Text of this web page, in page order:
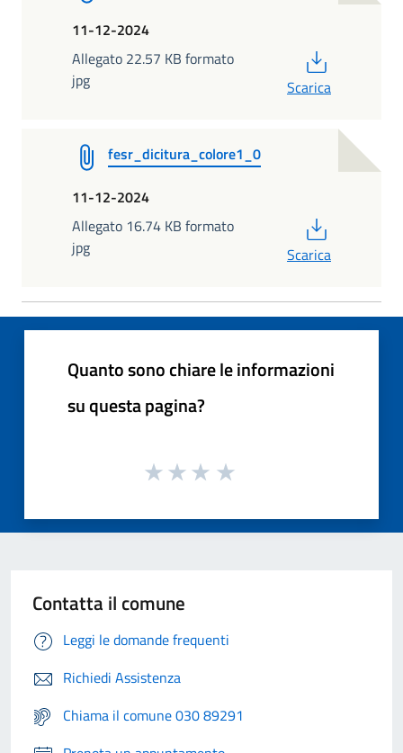
11-12-2024
Allegato 22.57 KB formato
jpg
Scarica
fesr_dicitura_colore1_0
11-12-2024
Allegato 16.74 KB formato
jpg
Scarica
Quanto sono chiare le informazioni
su questa pagina?
Contatta il comune
Leggi le domande frequenti
Richiedi Assistenza
Chiama il comune 030 89291